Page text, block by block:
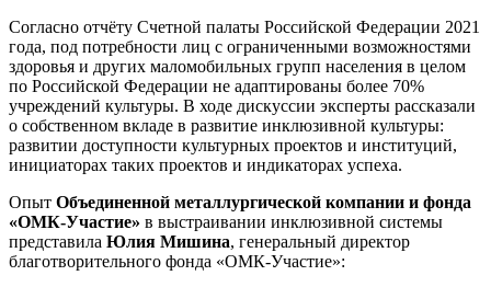
Согласно отчёту Счетной палаты Российской Федерации 2021
года, под потребности лиц с ограниченными возможностями
здоровья и других маломобильных групп населения в целом
по Российской Федерации не адаптированы более 70%
учреждений культуры. В ходе дискуссии эксперты рассказали
о собственном вкладе в развитие инклюзивной культуры:
развитии доступности культурных проектов и институций,
инициаторах таких проектов и индикаторах успеха.
Опыт Объединенной металлургической компании и фонда
«ОМК-Участие» в выстраивании инклюзивной системы
представила Юлия Мишина, генеральный директор
благотворительного фонда «ОМК-Участие»: